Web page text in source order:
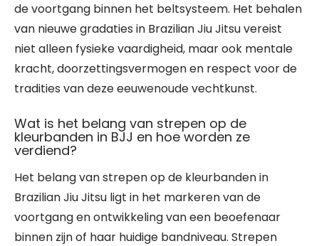
de voortgang binnen het beltsysteem. Het behalen
van nieuwe gradaties in Brazilian Jiu Jitsu vereist
niet alleen fysieke vaardigheid, maar ook mentale
kracht, doorzettingsvermogen en respect voor de
tradities van deze eeuwenoude vechtkunst.
Wat is het belang van strepen op de
kleurbanden in BJJ en hoe worden ze
verdiend?
Het belang van strepen op de kleurbanden in
Brazilian Jiu Jitsu ligt in het markeren van de
voortgang en ontwikkeling van een beoefenaar
binnen zijn of haar huidige bandniveau. Strepen